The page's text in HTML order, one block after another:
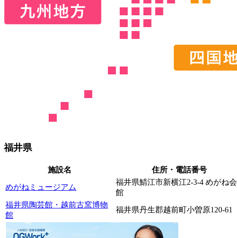
福井県
施設名 住所・電話番号
めがねミュージアム
福井県鯖江市新横江2-3-4 めがね会
館
福井県陶芸館・越前古窯博物
館
福井県丹生郡越前町小曽原120-61